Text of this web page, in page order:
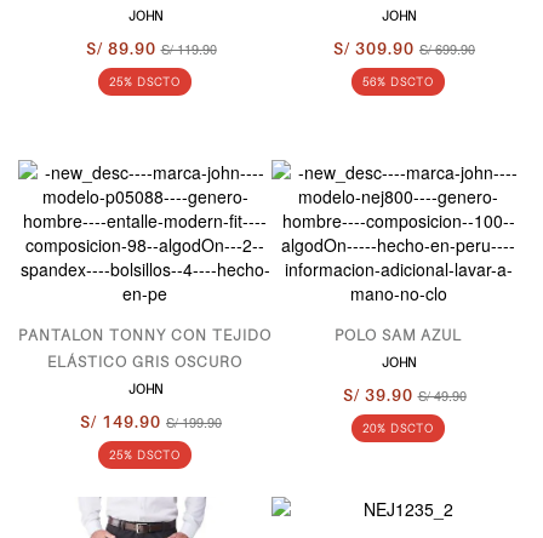
JOHN
S/ 89.90 S/ 119.90
25% DSCTO
JOHN
S/ 309.90 S/ 699.90
56% DSCTO
PANTALON TONNY CON TEJIDO
ELÁSTICO GRIS OSCURO
JOHN
S/ 149.90 S/ 199.90
25% DSCTO
POLO SAM AZUL
JOHN
S/ 39.90 S/ 49.90
20% DSCTO